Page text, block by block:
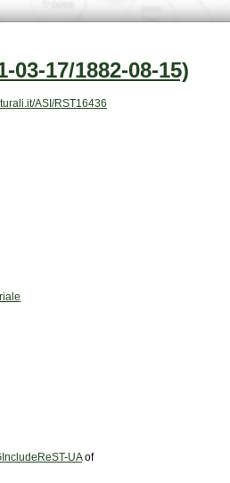
03-17/1882-08-15)
ASI/RST16436
UAof